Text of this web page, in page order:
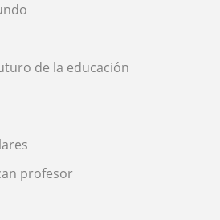
de la educación
profesor